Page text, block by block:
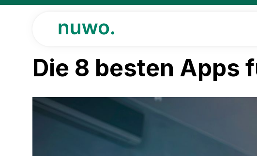
Die 8 besten Apps